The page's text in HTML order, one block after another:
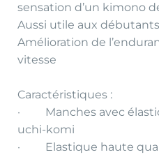
sensation d’un kimono
Aussi utile aux
Amélioration de
vitesse
Caractéristiques :
· Manches avec
uchi-komi
· Elastique haute